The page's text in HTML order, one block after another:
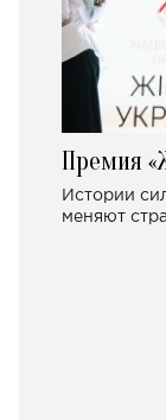
Премия
Истории
меняют